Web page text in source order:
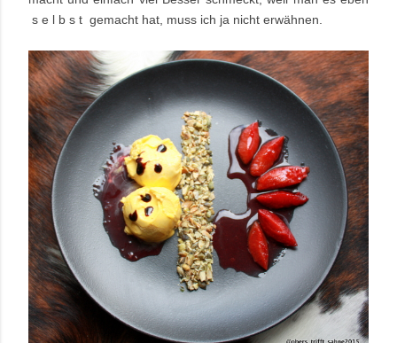
s e l b s t gemacht hat, muss ich ja nicht erwähnen.